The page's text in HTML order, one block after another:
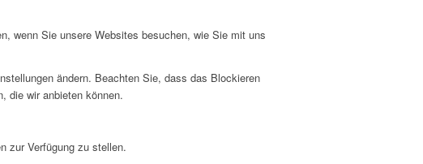
wenn Sie unsere Websites besuchen, wie Sie mit uns
ändern. Beachten Sie, dass das Blockieren
die wir anbieten können.
zur Verfügung zu stellen.